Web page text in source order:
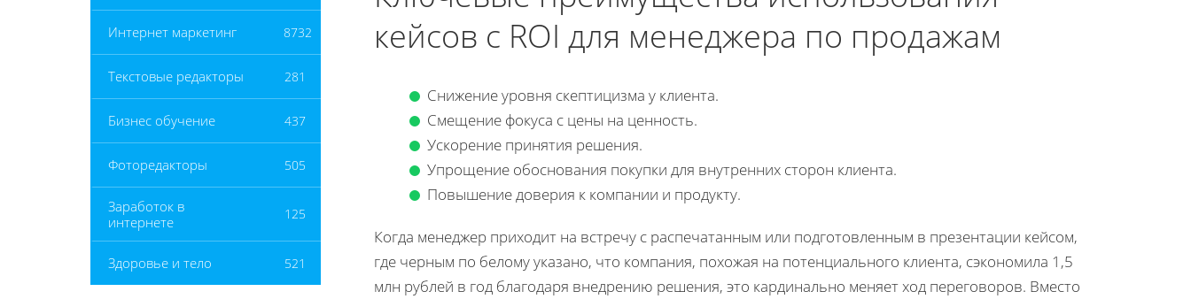
Интернет маркетинг 8732
Текстовые редакторы 281
Бизнес обучение 437
Фоторедакторы 505
Заработок в
интернете
125
Здоровье и тело 521
кейсов с ROI для менеджера по продажам
Снижение уровня скептицизма у клиента.
Смещение фокуса с цены на ценность.
Ускорение принятия решения.
Упрощение обоснования покупки для внутренних сторон клиента.
Повышение доверия к компании и продукту.
Когда менеджер приходит на встречу с распечатанным или подготовленным в презентации кейсом,
где черным по белому указано, что компания, похожая на потенциального клиента, сэкономила 1,5
млн рублей в год благодаря внедрению решения, это кардинально меняет ход переговоров. Вместо